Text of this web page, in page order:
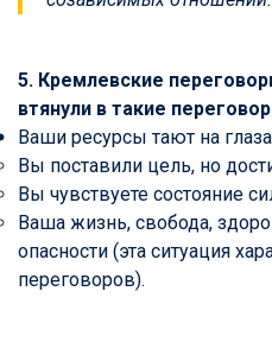
5. Кремлевские
втянули в такие
Ваши ресурсы тают на
Вы поставили цель, но
Вы чувствуете состояние
Ваша жизнь, свобода,
опасности (эта ситуация
переговоров).